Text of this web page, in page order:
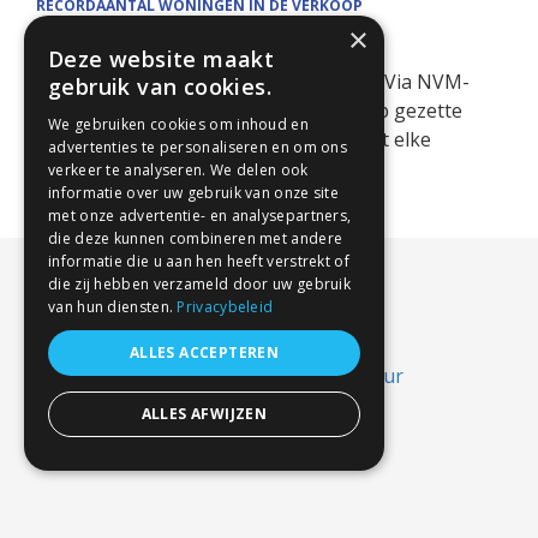
RECORDAANTAL WONINGEN IN DE VERKOOP
In het tweede kwartaal van 2026 is een
recordaantal woningen te koop gezet. Via NVM-
Makelaars. Het feitelijke aantal te koop gezette
woningen is nog veel hoger omdat niet elke
makelaar lid is van NVM. Kopers [...]
×
Deze website maakt
gebruik van cookies.
We gebruiken cookies om inhoud en
advertenties te personaliseren en om ons
verkeer te analyseren. We delen ook
informatie over uw gebruik van onze site
met onze advertentie- en analysepartners,
die deze kunnen combineren met andere
informatie die u aan hen heeft verstrekt of
die zij hebben verzameld door uw gebruik
van hun diensten. Privacybeleid
ALLES ACCEPTEREN
ALLES AFWIJZEN